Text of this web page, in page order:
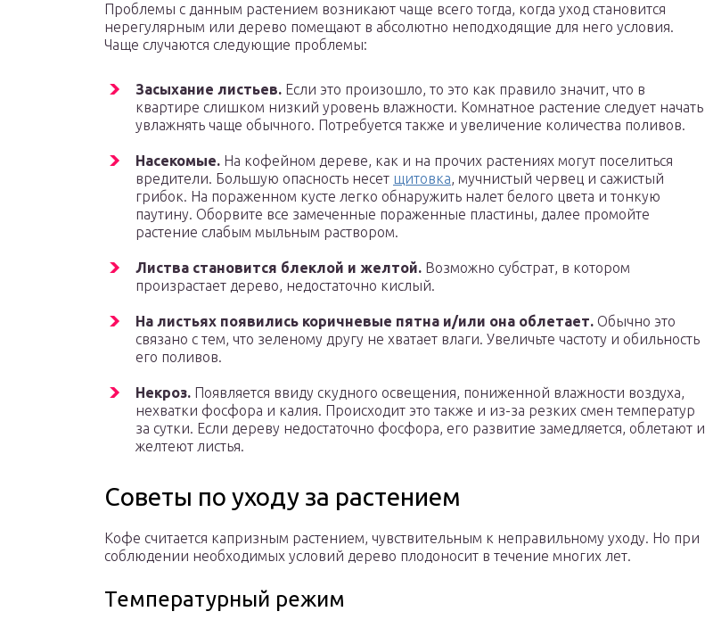
Проблемы с данным растением возникают чаще всего тогда, когда уход становится
нерегулярным или дерево помещают в абсолютно неподходящие для него условия.
Чаще случаются следующие проблемы:
Засыхание листьев. Если это произошло, то это как правило значит, что в
квартире слишком низкий уровень влажности. Комнатное растение следует начать
увлажнять чаще обычного. Потребуется также и увеличение количества поливов.
Насекомые. На кофейном дереве, как и на прочих растениях могут поселиться
вредители. Большую опасность несет щитовка, мучнистый червец и сажистый
грибок. На пораженном кусте легко обнаружить налет белого цвета и тонкую
паутину. Оборвите все замеченные пораженные пластины, далее промойте
растение слабым мыльным раствором.
Листва становится блеклой и желтой. Возможно субстрат, в котором
произрастает дерево, недостаточно кислый.
На листьях появились коричневые пятна и/или она облетает. Обычно это
связано с тем, что зеленому другу не хватает влаги. Увеличьте частоту и обильность
его поливов.
Некроз. Появляется ввиду скудного освещения, пониженной влажности воздуха,
нехватки фосфора и калия. Происходит это также и из-за резких смен температур
за сутки. Если дереву недостаточно фосфора, его развитие замедляется, облетают и
желтеют листья.
Советы по уходу за растением
Кофе считается капризным растением, чувствительным к неправильному уходу. Но при
соблюдении необходимых условий дерево плодоносит в течение многих лет.
Температурный режим